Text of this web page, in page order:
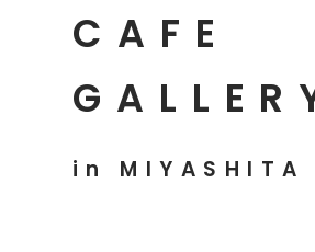
CAFE
in MIYASHITA